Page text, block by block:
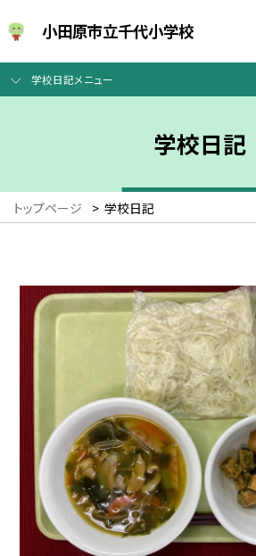
小田原市立千代小学校
学校日記メニュー
学校日記
トップページ > 学校日記